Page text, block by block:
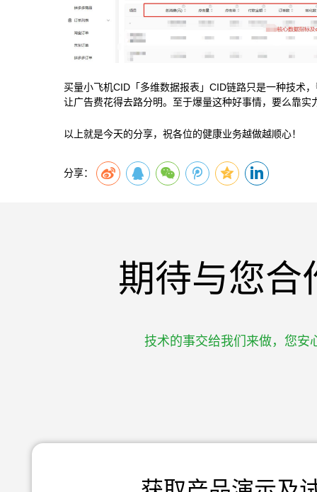
买量小飞机CID「多维数据报表」CID链路只是一种技术
让广告费花得去路分明。至于爆量这种好事情，要么靠实
以上就是今天的分享，祝各位的健康业务越做越顺心！
分享：
期待与您合
技术的事交给我们来做，您安